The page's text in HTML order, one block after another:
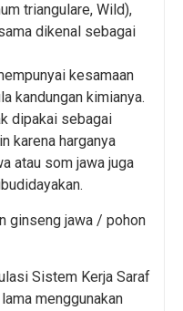
triangulare, Wild),
dikenal sebagai
kesamaan
kandungan kimianya.
dipakai sebagai
karena harganya
atau som jawa juga
ginseng jawa / pohon
Sistem Kerja Saraf
menggunakan